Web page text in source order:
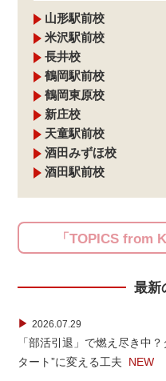
山形駅前校
米沢駅前校
長井校
鶴岡駅前校
鶴岡東原校
新庄校
天童駅前校
酒田みずほ校
酒田駅前校
「TOPICS from
最新
▶ 2026.07.29
「部活引退」で燃え尽き中
タート”に変える工夫 NEW